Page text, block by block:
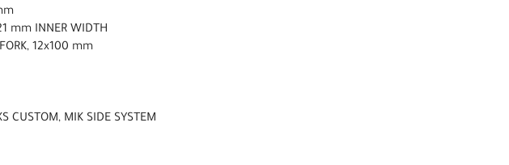
mm INNER WIDTH
12x100 mm
CUSTOM, MIK SIDE SYSTEM